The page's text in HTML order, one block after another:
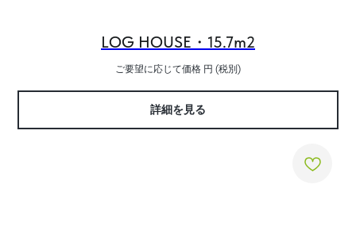
LOG HOUSE・15.7m2
ご要望に応じて価格 円 (税別)
詳細を見る